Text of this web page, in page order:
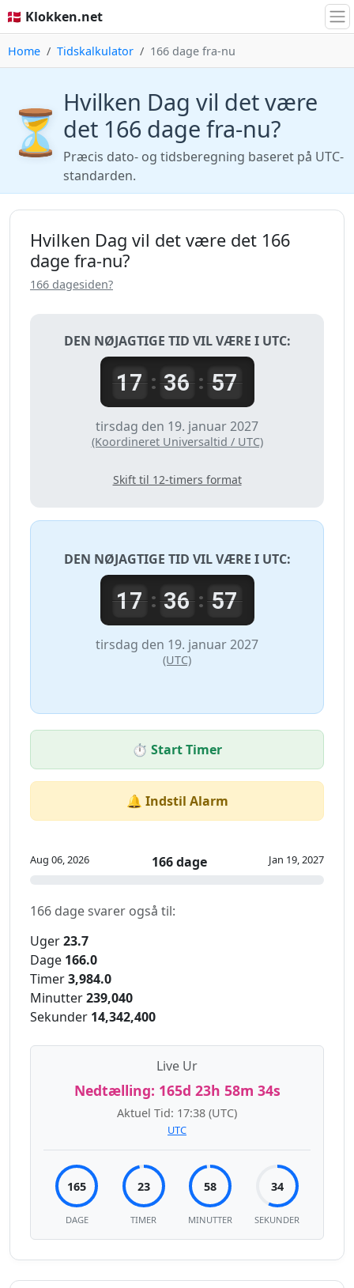
🇩🇰 Klokken.net
Home Tidskalkulator 166 dage fra-nu
⏳ Hvilken Dag vil det være
det 166 dage fra-nu?
Præcis dato- og tidsberegning baseret på UTC-
standarden.
Hvilken Dag vil det være det 166
dage fra-nu?
166 dagesiden?
DEN NØJAGTIGE TID VIL VÆRE I UTC:
17: 36: 57
tirsdag den 19. januar 2027
(Koordineret Universaltid / UTC)
Skift til 12-timers format
DEN NØJAGTIGE TID VIL VÆRE I UTC:
17: 36: 57
tirsdag den 19. januar 2027
(UTC)
⏱️ Start Timer
🔔 Indstil Alarm
Aug 06, 2026 166 dage Jan 19, 2027
166 dage svarer også til:
Uger23.7
Dage 166.0
Timer3,984.0
Minutter239,040
Sekunder 14,342,400
Live Ur
Nedtælling: 165d 23h 58m 33s
Aktuel Tid: 17:38 (UTC)
UTC
165
DAGE
23
TIMER
58
MINUTTER
33
SEKUNDER